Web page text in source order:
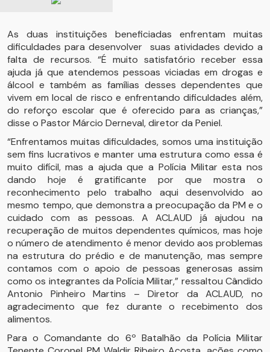
As duas instituições beneficiadas enfrentam muitas
dificuldades para desenvolver suas atividades devido a
falta de recursos. “É muito satisfatório receber essa
ajuda já que atendemos pessoas viciadas em drogas e
álcool e também as famílias desses dependentes que
vivem em local de risco e enfrentando dificuldades além,
do reforço escolar que é oferecido para as crianças,”
disse o Pastor Márcio Derneval, diretor da Peniel.
“Enfrentamos muitas dificuldades, somos uma instituição
sem fins lucrativos e manter uma estrutura como essa é
muito difícil, mas a ajuda que a Polícia Militar esta nos
dando hoje é gratificante por que mostra o
reconhecimento pelo trabalho aqui desenvolvido ao
mesmo tempo, que demonstra a preocupação da PM e o
cuidado com as pessoas. A ACLAUD já ajudou na
recuperação de muitos dependentes químicos, mas hoje
o número de atendimento é menor devido aos problemas
na estrutura do prédio e de manutenção, mas sempre
contamos com o apoio de pessoas generosas assim
como os integrantes da Polícia Militar,” ressaltou Cândido
Antonio Pinheiro Martins – Diretor da ACLAUD, no
agradecimento que fez durante o recebimento dos
alimentos.
Para o Comandante do 6º Batalhão da Polícia Militar